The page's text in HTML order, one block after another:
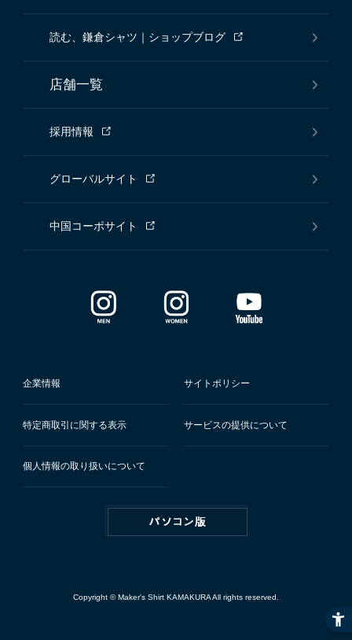
読む、鎌倉シャツ｜ショップブログ
店舗一覧
採用情報
グローバルサイト
中国コーポサイト
企業情報 サイトポリシー
特定商取引に関する表示 サービスの提供について
個人情報の取り扱いについて
Copyright © Maker's Shirt KAMAKURA All rights reserved.